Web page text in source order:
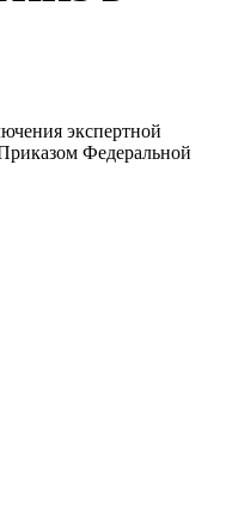
экспертной
Федеральной